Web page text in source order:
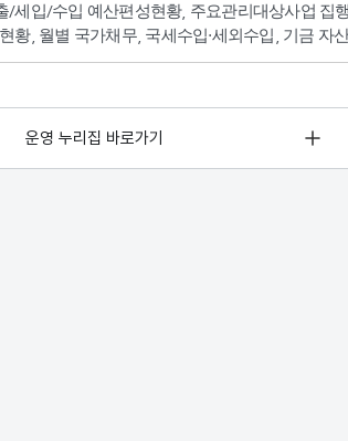
/세입/수입 예산편성현황, 주요관리대상사업 집
황, 월별 국가채무, 국세수입·세외수입, 기금 자
운영 누리집 바로가기